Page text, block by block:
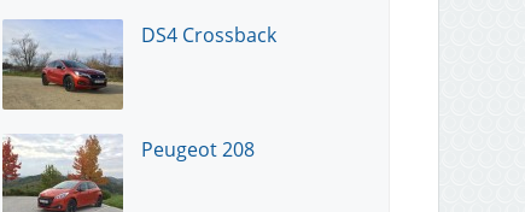
DS4 Crossback
Peugeot 208